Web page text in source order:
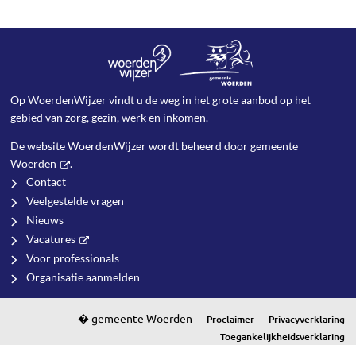
Op WoerdenWijzer vindt u de weg in het grote aanbod op het
gebied van zorg, gezin, werk en inkomen.
De website WoerdenWijzer wordt beheerd doorgemeente
Woerden
.
Contact
Veelgestelde vragen
Nieuws
Vacatures
Voor professionals
Organisatie aanmelden
Proclaimer
Privacyverklaring
Toegankelijkheidsverklaring